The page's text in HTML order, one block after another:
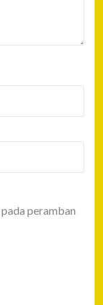
peramban